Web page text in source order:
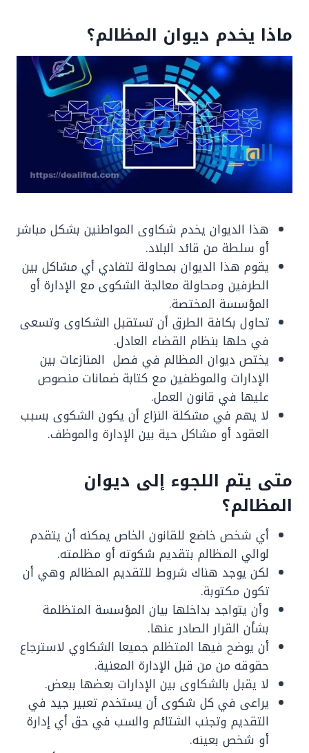
ماذا يخدم ديوان المظالم؟
هذا الديوان يخدم شكاوى المواطنين بشكل مباشر
أو سلطة من قائد البلاد.
يقوم هذا الديوان بمحاولة لتفادي أي مشاكل بين
الطرفين ومحاولة معالجة الشكوى مع الإدارة أو
المؤسسة المختصة.
تحاول بكافة الطرق أن تستقبل الشكاوى وتسعى
في حلها بنظام القضاء العادل.
يختص ديوان المظالم في فصل المنازعات بين
الإدارات والموظفين مع كتابة ضمانات منصوص
عليها في قانون العمل.
لا يهم في مشكلة النزاع أن يكون الشكوى بسبب
العقود أو مشاكل حية بين الإدارة والموظف.
متى يتم اللجوء إلى ديوان
المظالم؟
أي شخص خاضع للقانون الخاص يمكنه أن يتقدم
لوالي المظالم بتقديم شكوته أو مظلمته.
لكن يوجد هناك شروط للتقديم المظالم وهي أن
تكون مكتوبة.
وأن يتواجد بداخلها بيان المؤسسة المتظلمة
بشأن القرار الصادر عنها.
أن يوضح فيها المتظلم جميعا الشكاوي لاسترجاع
حقوقه من من قبل الإدارة المعنية.
لا يقبل بالشكاوى بين الإدارات بعضها ببعض.
يراعى في كل شكوى أن يستخدم تعبير جيد في
التقديم وتجنب الشتائم والسب في حق أي إدارة
أو شخص بعينه.